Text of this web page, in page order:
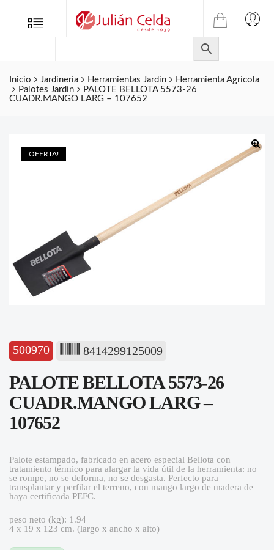
Menu
TIENDA
ONLINE
DE
JULIAN
CELDA
Inicio Jardinería Herramientas Jardín
Herramienta Agrícola
Palotes Jardín
PALOTE BELLOTA 5573-26
CUADR.MANGO LARG – 107652
OFERTA! 🔍
500970 8414299125009
PALOTE BELLOTA 5573-26
CUADR.MANGO LARG –
107652
Palote estampado, fabricado en acero especial Bellota con
tratamiento térmico para alargar la vida útil de la herramienta: no
se rompe, no se deforma, no se desgasta. Perfecto para
transplantar y perfilar el terreno, con mango largo de madera de
haya certificada PEFC.
peso neto (kg): 1.94
4 x 19 x 123 cm. (largo x ancho x alto)
Folletos
Contacto